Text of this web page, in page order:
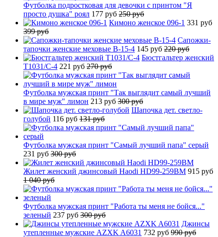
Футболка подростковая для девочки с принтом "Я
просто душка" роял 177 руб 250 руб
Кимоно женское 096-1 331 руб
399 руб
Сапожки-
тапочки женские меховые B-15-4 145 руб 220 руб
Бюстгальтер женский
T1031/C-4 221 руб 270 руб
Футболка мужская принт "Так выглядит самый лучший
в мире муж" лимон 213 руб 300 руб
Шапочка дет. светло-
голубой 116 руб 131 руб
Футболка мужская принт "Самый лучший папа" серый
231 руб 300 руб
Жилет женский джинсовый Haodi HD99-259BM 915 руб
1 040 руб
Футболка мужская принт "Работа ты меня не бойся..."
зеленый 237 руб 300 руб
Джинсы
утепленные мужские AZXK A6031 732 руб 990 руб